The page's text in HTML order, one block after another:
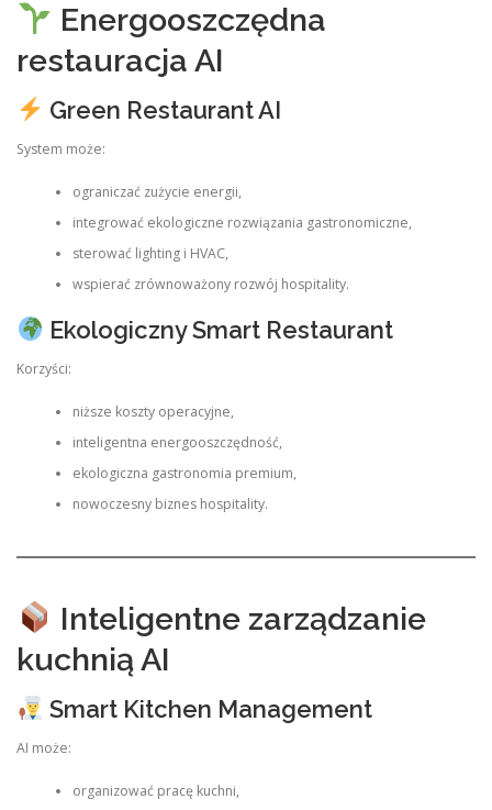
Energooszczędna
restauracja AI
Green Restaurant AI
System może:
ograniczać zużycie energii,
integrować ekologiczne rozwiązania gastronomiczne,
sterować lighting i HVAC,
wspierać zrównoważony rozwój hospitality.
Ekologiczny Smart Restaurant
Korzyści:
niższe koszty operacyjne,
inteligentna energooszczędność,
ekologiczna gastronomia premium,
nowoczesny biznes hospitality.
Inteligentne zarządzanie
kuchnią AI
Smart Kitchen Management
AI może:
organizować pracę kuchni,